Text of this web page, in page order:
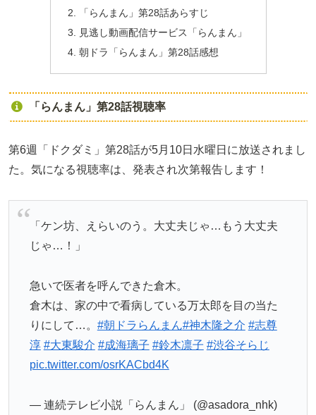
「らんまん」第28話あらすじ
見逃し動画配信サービス「らんまん」
朝ドラ「らんまん」第28話感想
「らんまん」第28話視聴率
第6週「ドクダミ」第28話が5月10日水曜日に放送されまし
た。気になる視聴率は、発表され次第報告します！
「ケン坊、えらいのう。大丈夫じゃ…もう大丈夫
じゃ…！」
急いで医者を呼んできた倉木。
倉木は、家の中で看病している万太郎を目の当た
りにして…。 #朝ドラらんまん#神木隆之介 #志尊
淳 #大東駿介 #成海璃子 #鈴木凛子 #渋谷そらじ
pic.twitter.com/osrKACbd4K
— 連続テレビ小説「らんまん」 (@asadora_nhk)